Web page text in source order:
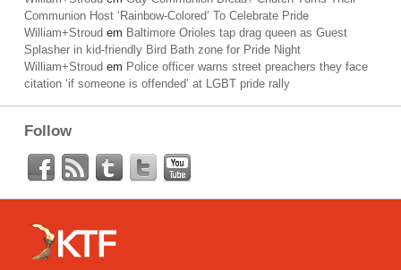
Communion Host ‘Rainbow-Colored’ To Celebrate Pride
William+Stroud em Baltimore Orioles tap drag queen as Guest
Splasher in kid-friendly Bird Bath zone for Pride Night
William+Stroud em Police officer warns street preachers they face
citation ‘if someone is offended’ at LGBT pride rally
Follow